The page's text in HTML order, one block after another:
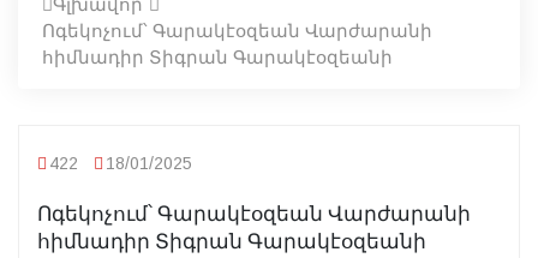
Ոգեկոչում՝ Գարակէօզեան Վարժարանի
հիմնադիր Տիգրան Գարակէօզեանի
422 18/01/2025
Ոգեկոչում՝ Գարակէօզեան Վարժարանի
հիմնադիր Տիգրան Գարակէօզեանի